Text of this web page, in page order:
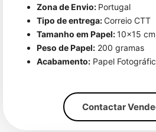
Zona de Envio: Portugal
Tipo de entrega:Correio CTT
Tamanho em Papel:10×15 cm
Peso de Papel: 200 gramas
Acabamento: Papel
Contactar